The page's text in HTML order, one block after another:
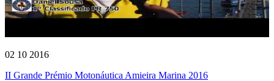
02 10 2016
II Grande Prémio Motonáutica Amieira Marina 2016